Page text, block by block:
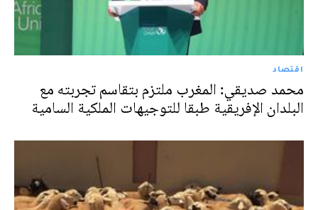
اقتصاد
محمد صديقي: المغرب ملتزم بتقاسم تجربته مع
البلدان الإفريقية طبقا للتوجيهات الملكية السامية